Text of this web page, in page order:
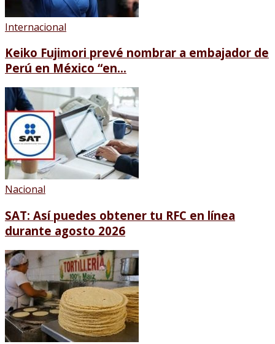
Internacional
Keiko Fujimori prevé nombrar a embajador de
Perú en México “en...
Nacional
SAT: Así puedes obtener tu RFC en línea
durante agosto 2026